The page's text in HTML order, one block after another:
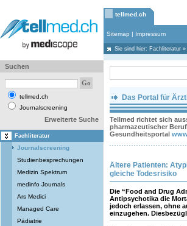
tellmed.ch
Sitemap | Impressum
Sie sind hier: Fachliteratur »
Suchen
tellmed.ch
Journalscreening
Erweiterte Suche
Fachliteratur
Journalscreening
Studienbesprechungen
Medizin Spektrum
medinfo Journals
Ars Medici
Managed Care
Pädiatrie
Das Portal für
Tellmed richtet sich
pharmazeutischer
Gesundheitsportal
Ältere Patienten:
gleiche Todesrisiko
Die “Food and Drug
Antipsychotika die
jedoch erlassen, ohne
einzugehen.